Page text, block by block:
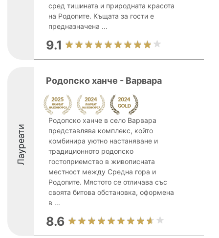
сред тишината и природната красота
на Родопите. Къщата за гости е
предназначена ...
9.1
Лауреати
Родопско ханче - Варвара
Родопско ханче в село Варвара
представлява комплекс, който
комбинира уютно настаняване и
традиционното родопско
гостоприемство в живописната
местност между Средна гора и
Родопите. Мястото се отличава със
своята битова обстановка, оформена
в ...
8.6